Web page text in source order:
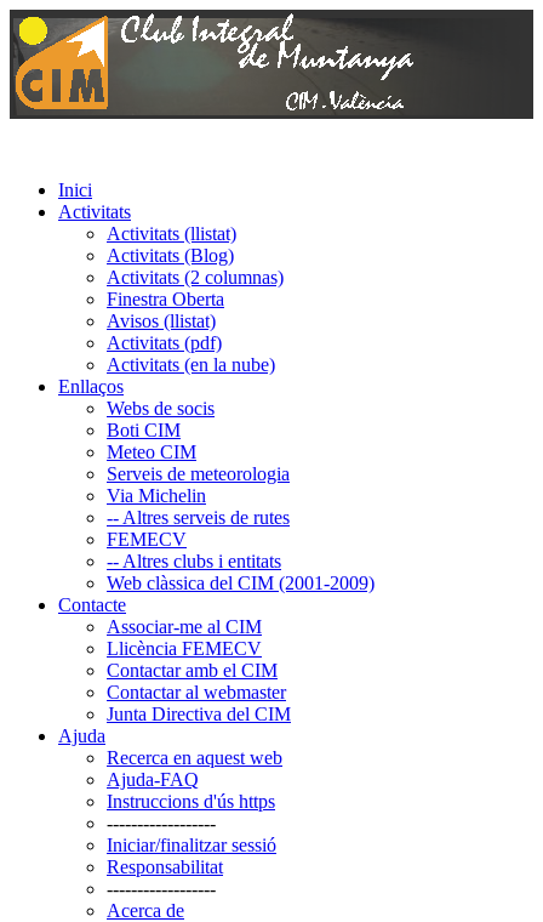
Inici
Activitats
Activitats (llistat)
Activitats (Blog)
Activitats (2 columnas)
Finestra Oberta
Avisos (llistat)
Activitats (pdf)
Activitats (en la nube)
Enllaços
Webs de socis
Boti CIM
Meteo CIM
Serveis de meteorologia
Via Michelin
-- Altres serveis de rutes
FEMECV
-- Altres clubs i entitats
Web clàssica del CIM (2001-2009)
Contacte
Associar-me al CIM
Llicència FEMECV
Contactar amb el CIM
Contactar al webmaster
Junta Directiva del CIM
Ajuda
Recerca en aquest web
Ajuda-FAQ
Instruccions d'ús https
------------------
Iniciar/finalitzar sessió
Responsabilitat
------------------
Acerca de